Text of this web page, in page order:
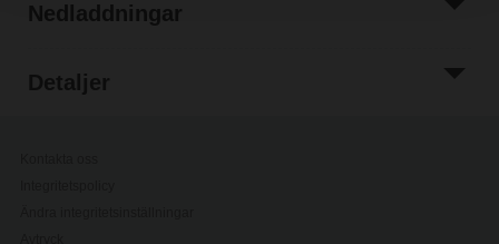
Nedladdningar
Detaljer